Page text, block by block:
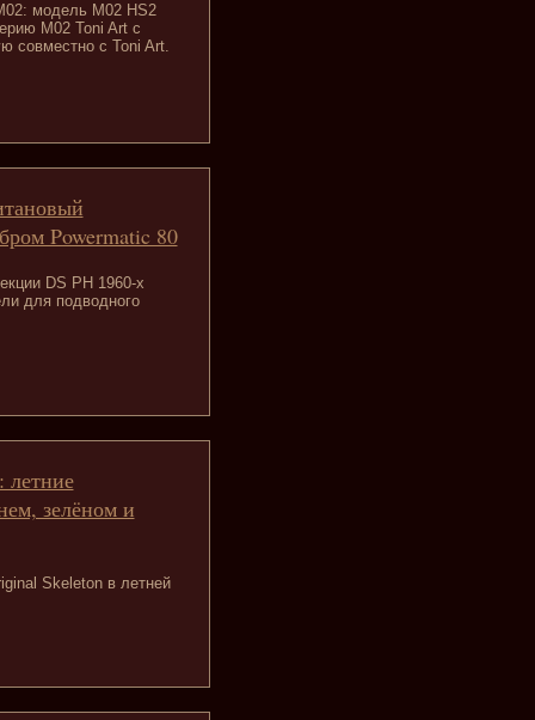
модель M02 HS2
M02 Toni Art с
совместно с Toni Art.
Powermatic 80
DS PH 1960-х
для подводного
летние
зелёном и
Skeleton в летней